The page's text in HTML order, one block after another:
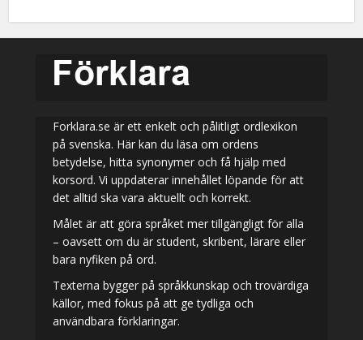
Forklara.se är ett enkelt och pålitligt ordlexikon
på svenska. Här kan du läsa om ordens
betydelse, hitta synonymer och få hjälp med
korsord. Vi uppdaterar innehållet löpande för att
det alltid ska vara aktuellt och korrekt.
Målet är att göra språket mer tillgängligt för alla
– oavsett om du är student, skribent, lärare eller
bara nyfiken på ord.
Texterna bygger på språkkunskap och trovärdiga
källor, med fokus på att ge tydliga och
användbara förklaringar.